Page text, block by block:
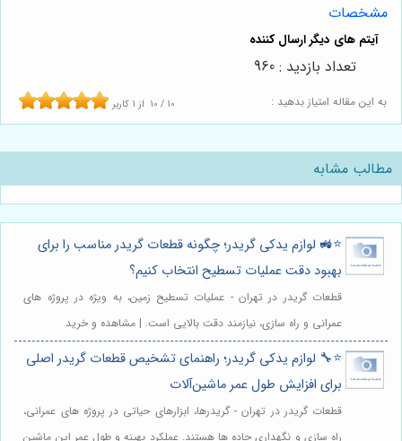
مشخصات
به این مقاله امتیاز بدهید : 10 / 10 از 1 کاربر
تعداد بازدید : 960
مطالب مشابه
⭐️🚜 لوازم یدکی گریدر؛ چگونه قطعات گریدر مناسب را برای
بهبود دقت عملیات تسطیح انتخاب کنیم؟
قطعات گریدر در تهران - عملیات تسطیح زمین، به ویژه در پروژه های
عمرانی و راه سازی، نیازمند دقت بالایی است. | مشاهده و خرید
⭐️🔧 لوازم یدکی گریدر؛ راهنمای تشخیص قطعات گریدر اصلی
برای افزایش طول عمر ماشین‌آلات
قطعات گریدر در تهران - گریدرها، ابزارهای حیاتی در پروژه های عمرانی،
راه سازی و نگهداری جاده ها هستند. عملکرد بهینه و طول عمر این ماشین